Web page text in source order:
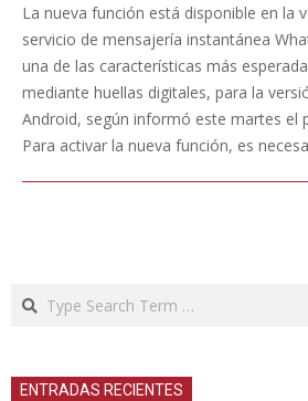
08-
15
La nueva función está disponible en la
servicio de mensajería instantánea
una de las características más
mediante huellas digitales, para la
Android, según informó este martes el
Para activar la nueva función, es
Search
ENTRADAS RECIENTES